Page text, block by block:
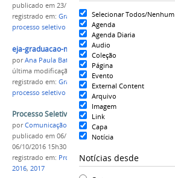
Selecionar Todos/Nenhum
Agenda
Agenda Diaria
Audio
Coleção
Página
Evento
External Content
Arquivo
Imagem
Link
Capa
Notícia
Notícias desde
publicado em 23/11/2016
registrado em: Graduação,EJA,matrículas,cotistas,
processo seletivo 2017
eja-graduacao-matriculas-cotas.png
porAna Paula Batista
última modificação
em 23/11/2016 13h43
registrado em: Graduação matrículas
processo seletivo 2017
Processo Seletivo 2017/1 - EJA
porComunicação COARI
publicado em 06/10/2016 —última modificação
06/10/2016 15h30
registrado em: Processo Seletivo ,EJA,Campus Coari
2016, 2017